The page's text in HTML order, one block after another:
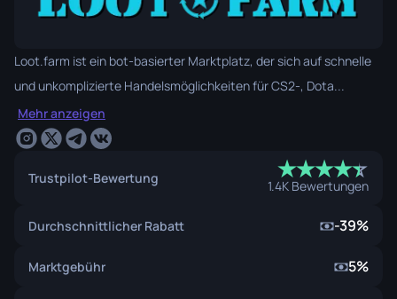
Loot.farm ist ein bot-basierter Marktplatz, der sich auf schnelle
und unkomplizierte Handelsmöglichkeiten für CS2-, Dota...
Mehr anzeigen
Trustpilot-Bewertung ★★★★★
☆
1.4K Bewertungen
Durchschnittlicher Rabatt -39%
Marktgebühr 5%